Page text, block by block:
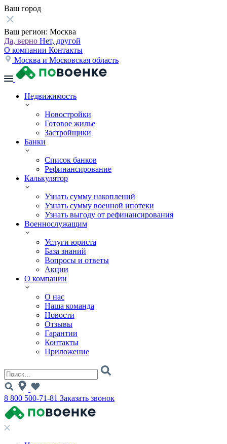
Ваш город
Ваш регион: Москва
Да, верно Нет, другой
О компании Контакты
Москва и Московская область
Недвижимость
Новостройки
Готовое жилье
Застройщики
Банки
Список банков
Рефинансирование
Калькулятор
Узнать сумму накоплений
Узнать сумму военной ипотеки
Узнать выгоду от рефинансирования
Военнослужащим
Услуги юриста
База знаний
Вопросы и ответы
Акции
О компании
О нас
Наша команда
Новости
Отзывы
Гарантии
Контакты
Приложение
8 800 500-71-81 Заказать звонок